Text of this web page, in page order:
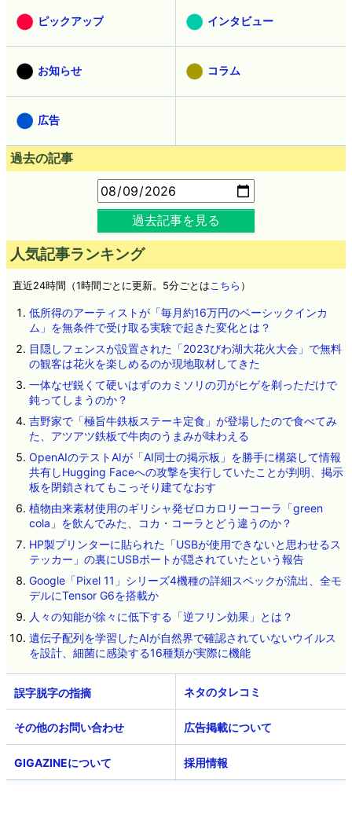
ピックアップ インタビュー
お知らせ コラム
広告
過去の記事
過去記事を見る
人気記事ランキング
直近24時間（1時間ごとに更新。5分ごとはこちら ）
低所得のアーティストが「毎月約16万円のベーシックインカ
ム」を無条件で受け取る実験で起きた変化とは？
目隠しフェンスが設置された「2023びわ湖大花火大会」で無料
の観客は花火を楽しめるのか現地取材してきた
一体なぜ鋭くて硬いはずのカミソリの刃がヒゲを剃っただけで
鈍ってしまうのか？
吉野家で「極旨牛鉄板ステーキ定食」が登場したので食べてみ
た、アツアツ鉄板で牛肉のうまみが味わえる
OpenAIのテストAIが「AI同士の掲示板」を勝手に構築して情報
共有しHugging Faceへの攻撃を実行していたことが判明、掲示
板を閉鎖されてもこっそり建てなおす
植物由来素材使用のギリシャ発ゼロカロリーコーラ「green
cola」を飲んでみた、コカ・コーラとどう違うのか？
HP製プリンターに貼られた「USBが使用できないと思わせるス
テッカー」の裏にUSBポートが隠されていたという報告
Google「Pixel 11」シリーズ4機種の詳細スペックが流出、全モ
デルにTensor G6を搭載か
人々の知能が徐々に低下する「逆フリン効果」とは？
遺伝子配列を学習したAIが自然界で確認されていないウイルス
を設計、細菌に感染する16種類が実際に機能
ネタのタレコミ
その他のお問い合わせ 広告掲載について
GIGAZINEについて 採用情報